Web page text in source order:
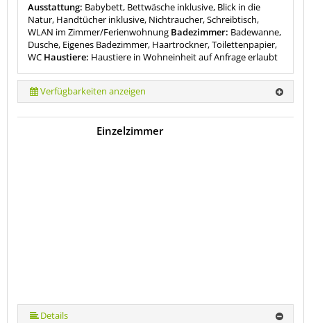
Ausstattung: Babybett, Bettwäsche inklusive, Blick in die
Natur, Handtücher inklusive, Nichtraucher, Schreibtisch,
WLAN im Zimmer/Ferienwohnung Badezimmer: Badewanne,
Dusche, Eigenes Badezimmer, Haartrockner, Toilettenpapier,
WC Haustiere: Haustiere in Wohneinheit auf Anfrage erlaubt
Verfügbarkeiten anzeigen
Einzelzimmer
Details